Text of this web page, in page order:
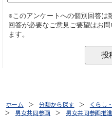
ホーム 分類から探す くらし
男女共同参画
男女共同参画推